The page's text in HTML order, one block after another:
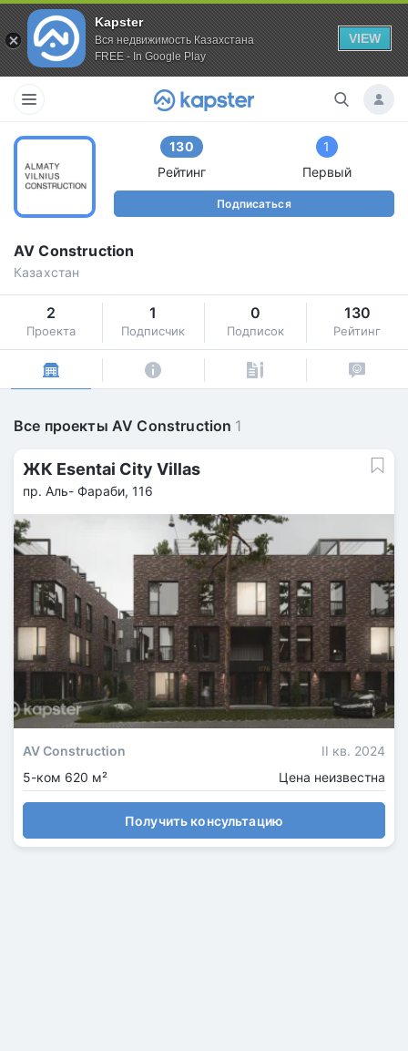
Kapster
Вся недвижимость Казахстана
FREE - In Google Play
VIEW
130
Рейтинг
1
Первый
Подписаться
AV Construction
Казахстан
2
Проекта
1
Подписчик
0
Подписок
130
Рейтинг
Все проекты AV Construction 1
ЖК Esentai City Villas
пр. Аль- Фараби, 116
AV Construction
II кв. 2024
5-ком 620 м²
Цена неизвестна
Получить консультацию